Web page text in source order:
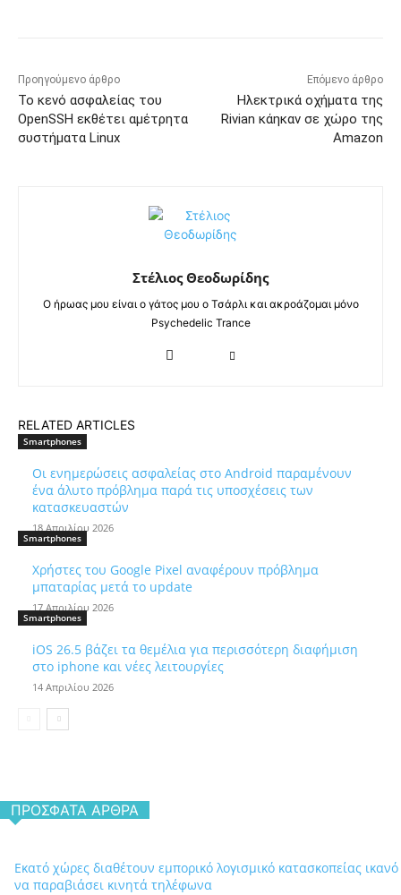
Προηγούμενο άρθρο
Το κενό ασφαλείας του
OpenSSH εκθέτει αμέτρητα
συστήματα Linux
Επόμενο άρθρο
Ηλεκτρικά οχήματα της
Rivian κάηκαν σε χώρο της
Amazon
Στέλιος Θεοδωρίδης
Ο ήρωας μου είναι ο γάτος μου ο Τσάρλι και ακροάζομαι μόνο
Psychedelic Trance
RELATED ARTICLES
Smartphones
Οι ενημερώσεις ασφαλείας στο Android παραμένουν
ένα άλυτο πρόβλημα παρά τις υποσχέσεις των
κατασκευαστών
18 Απριλίου 2026
Smartphones
Χρήστες του Google Pixel αναφέρουν πρόβλημα
μπαταρίας μετά το update
17 Απριλίου 2026
Smartphones
iOS 26.5 βάζει τα θεμέλια για περισσότερη διαφήμιση
στο iphone και νέες λειτουργίες
14 Απριλίου 2026
ΠΡΌΣΦΑΤΑ ΆΡΘΡΑ
Εκατό χώρες διαθέτουν εμπορικό λογισμικό κατασκοπείας ικανό
να παραβιάσει κινητά τηλέφωνα